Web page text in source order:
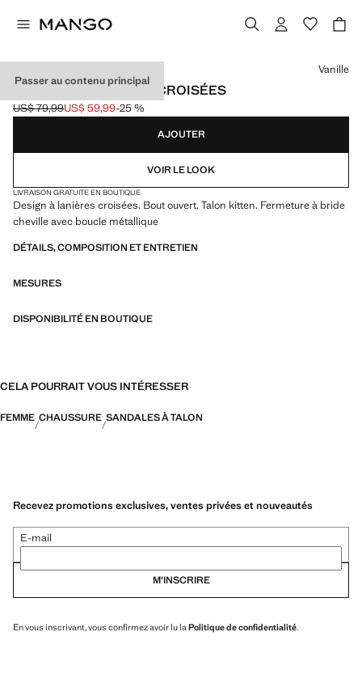
Passer au contenu principal
SANDALES LANIÈRES CROISÉES
Prix initial barré [US$ 79,99 ]
US$ 79,99
Prix actuel [US$ 59,99 ]
US$ 59,99-25 %
Choisissez une couleur
Vanille
AJOUTER
VOIR LE LOOK
LIVRAISON GRATUITE EN BOUTIQUE
Design à lanières croisées. Bout ouvert. Talon kitten. Fermeture à bride
cheville avec boucle métallique
DÉTAILS, COMPOSITION ET ENTRETIEN
MESURES
DISPONIBILITÉ EN BOUTIQUE
CELA POURRAIT VOUS INTÉRESSER
FEMME CHAUSSURE SANDALES À TALON
Recevez promotions exclusives, ventes privées et nouveautés
E-mail
M’INSCRIRE
En vous inscrivant, vous confirmez avoir lu la Politique de confidentialité.